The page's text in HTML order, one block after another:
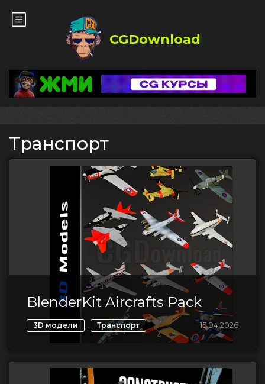
CGDownload
Транспорт
BlenderKit Aircrafts Pack
3D модели , Транспорт 15.04.2026